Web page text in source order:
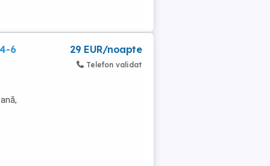
6 29 EUR/noapte
Telefon validat